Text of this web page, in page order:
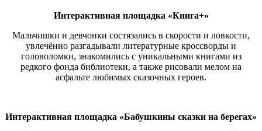
Интерактивная площадка «Книга+»
Мальчишки и девчонки состязались в скорости и ловкости,
увлечённо разгадывали литературные кроссворды и
головоломки, знакомились с уникальными книгами из
редкого фонда библиотеки, а также рисовали мелом на
асфальте любимых сказочных героев.
Интерактивная площадка «Бабушкины сказки на берегах»